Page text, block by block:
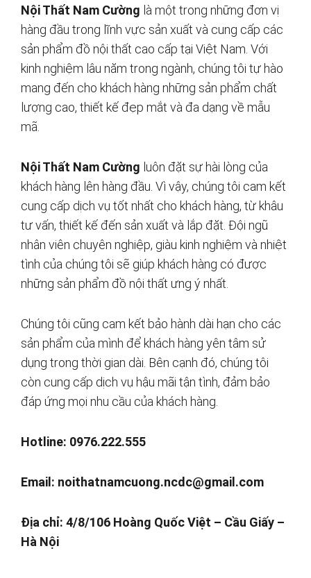
Nội Thất Nam Cường là một trong những đơn vị
hàng đầu trong lĩnh vực sản xuất và cung cấp các
sản phẩm đồ nội thất cao cấp tại Việt Nam. Với
kinh nghiệm lâu năm trong ngành, chúng tôi tự hào
mang đến cho khách hàng những sản phẩm chất
lượng cao, thiết kế đẹp mắt và đa dạng về mẫu
mã.
Nội Thất Nam Cường luôn đặt sự hài lòng của
khách hàng lên hàng đầu. Vì vậy, chúng tôi cam kết
cung cấp dịch vụ tốt nhất cho khách hàng, từ khâu
tư vấn, thiết kế đến sản xuất và lắp đặt. Đội ngũ
nhân viên chuyên nghiệp, giàu kinh nghiệm và nhiệt
tình của chúng tôi sẽ giúp khách hàng có được
những sản phẩm đồ nội thất ưng ý nhất.
Chúng tôi cũng cam kết bảo hành dài hạn cho các
sản phẩm của mình để khách hàng yên tâm sử
dụng trong thời gian dài. Bên cạnh đó, chúng tôi
còn cung cấp dịch vụ hậu mãi tận tình, đảm bảo
đáp ứng mọi nhu cầu của khách hàng.
Hotline: 0976.222.555
Email: noithatnamcuong.ncdc@gmail.com
Địa chỉ: 4/8/106 Hoàng Quốc Việt – Cầu Giấy –
Hà Nội